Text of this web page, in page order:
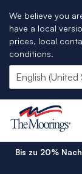
We believe you
have a local
prices, local
conditions.
Bis zu 20%